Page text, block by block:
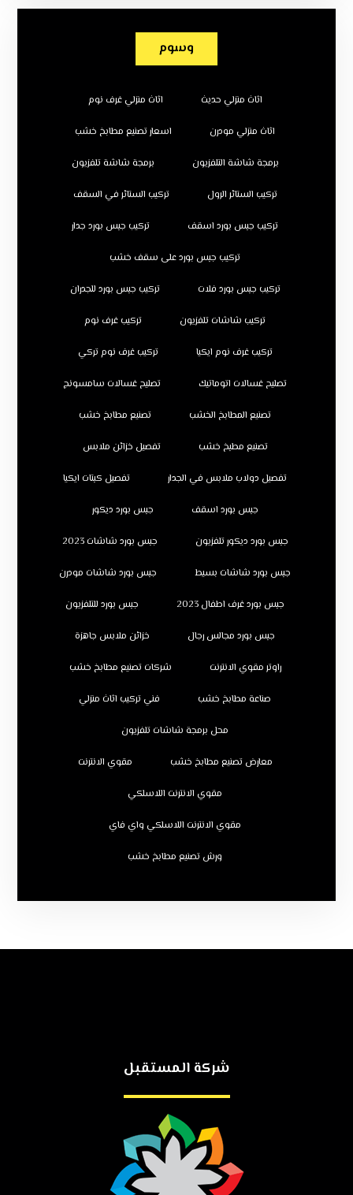
وسوم
اثاث منزلي حديث اثاث منزلي غرف نوم
اثاث منزلي مودرن اسعار تصنيع مطابخ خشب
برمجة شاشة التلفزيون برمجة شاشة تلفزيون
تركيب الستائر الرول تركيب الستائر في السقف
تركيب جبس بورد اسقف تركيب جبس بورد جدار
تركيب جبس بورد على سقف خشب
تركيب جبس بورد فلات تركيب جبس بورد للجدران
تركيب شاشات تلفزيون تركيب غرف نوم
تركيب غرف نوم ايكيا تركيب غرف نوم تركي
تصليح غسالات اتوماتيك تصليح غسالات سامسونج
تصنيع المطابخ الخشب تصنيع مطابخ خشب
تصنيع مطبخ خشب تفصيل خزائن ملابس
تفصيل دولاب ملابس في الجدار تفصيل كبتات ايكيا
جبس بورد اسقف جبس بورد ديكور
جبس بورد ديكور تلفزيون جبس بورد شاشات 2023
جبس بورد شاشات بسيط جبس بورد شاشات مودرن
جبس بورد غرف اطفال 2023 جبس بورد للتلفزيون
جبس بورد مجالس رجال خزائن ملابس جاهزة
راوتر مقوي الانترنت شركات تصنيع مطابخ خشب
صناعة مطابخ خشب فني تركيب اثاث منزلي
محل برمجة شاشات تلفزيون
معارض تصنيع مطابخ خشب مقوي الانترنت
مقوي الانترنت اللاسلكي
مقوي الانترنت اللاسلكي واي فاي
ورش تصنيع مطابخ خشب
شركة المستقبل